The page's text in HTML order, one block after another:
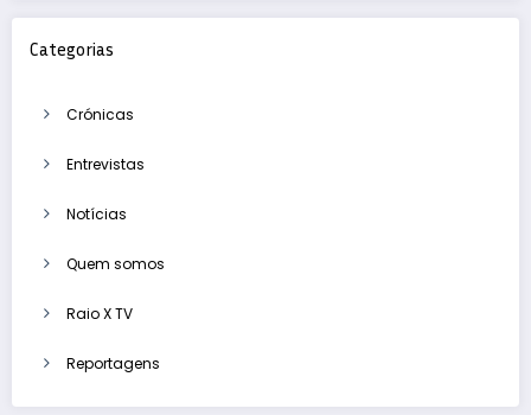
Categorias
Crónicas
Entrevistas
Notícias
Quem somos
Raio X TV
Reportagens